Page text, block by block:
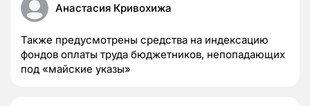
Анастасия Кривохижа
Также предусмотрены средства на индексацию
фондов оплаты труда бюджетников, непопадающих
под «майские указы»